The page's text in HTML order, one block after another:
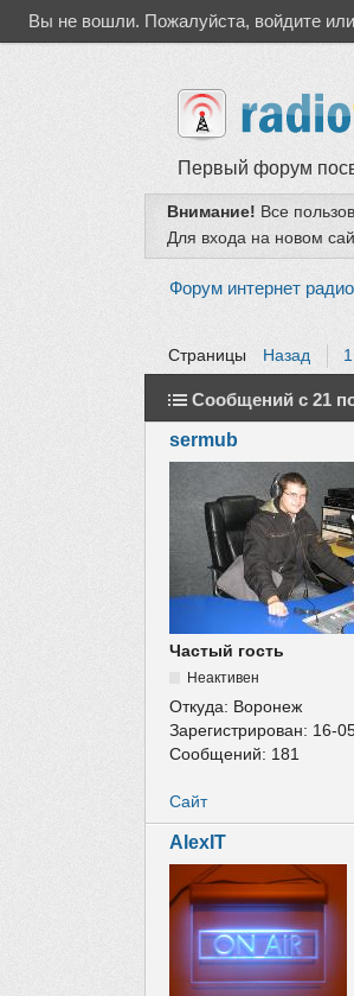
Вы не вошли. Пожалуйста, войдите
Первый форум
Внимание! Все
Для входа на новом
Форум интернет
Страницы Назад 1
Сообщений с 21
sermub
Частый гость
Неактивен
Откуда: Воронеж
Зарегистрирован: 16-
Сообщений: 181
Сайт
AlexIT